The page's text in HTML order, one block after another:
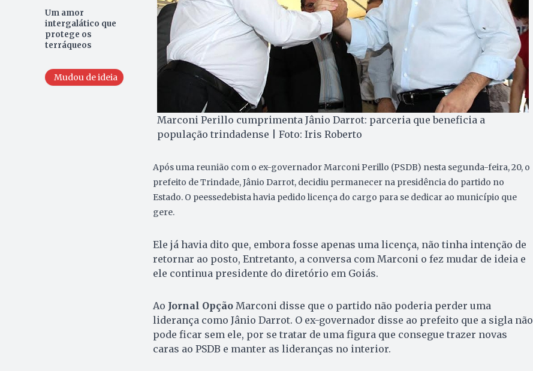
Um amor
intergalático que
protege os
terráqueos
Mudou de ideia
Marconi Perillo cumprimenta Jânio Darrot: parceria que beneficia a
população trindadense | Foto: Iris Roberto
Após uma reunião com o ex-governador Marconi Perillo (PSDB) nesta segunda-feira, 20, o
prefeito de Trindade, Jânio Darrot, decidiu permanecer na presidência do partido no
Estado. O peessedebista havia pedido licença do cargo para se dedicar ao município que
gere.
Ele já havia dito que, embora fosse apenas uma licença, não tinha intenção de
retornar ao posto, Entretanto, a conversa com Marconi o fez mudar de ideia e
ele continua presidente do diretório em Goiás.
Ao Jornal Opção Marconi disse que o partido não poderia perder uma
liderança como Jânio Darrot. O ex-governador disse ao prefeito que a sigla não
pode ficar sem ele, por se tratar de uma figura que consegue trazer novas
caras ao PSDB e manter as lideranças no interior.